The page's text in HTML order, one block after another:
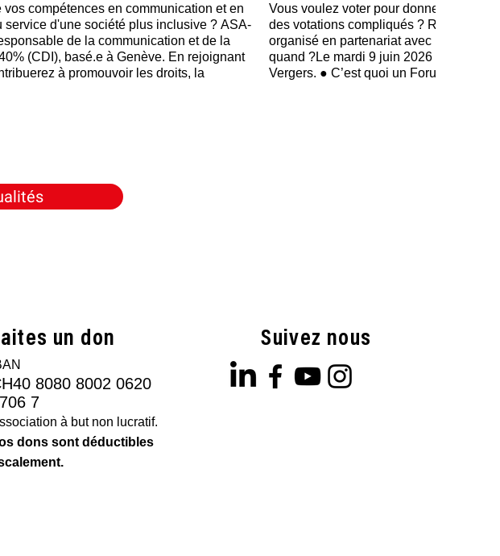
vos compétences en communication et en
service d'une société plus inclusive ? ASA-
de la communication et de la
(CDI), basé.e à Genève. En rejoignant
à promouvoir les droits, la
Vous voulez voter pour donner votre
des votations compliqués ? Rejoignez-
organisé en partenariat avec la
quand ?Le mardi 9 juin 2026 à 17
Vergers. ● C’est quoi un Forum
un don
8080 8002 0620
7
à but non lucratif.
dons sont déductibles
Suivez nous